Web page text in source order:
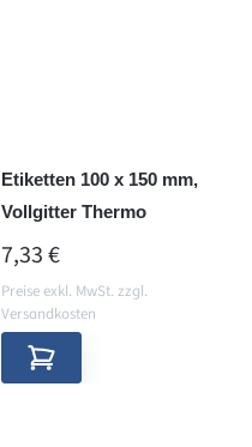
Etiketten 100 x 150 mm,
Vollgitter Thermo
REGULÄRER PREIS:
7,33 €
Preise exkl. MwSt. zzgl.
Versandkosten